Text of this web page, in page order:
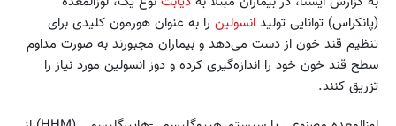
(پانکراس) توانایی تولید انسولین را به عنوان هورمون کلیدی برای
تنظیم قند خون از دست می‌دهد و بیماران مجبورند به صورت مداوم
سطح قند خون خود را اندازه‌گیری کرده و دوز انسولین مورد نیاز را
تزریق کنند.